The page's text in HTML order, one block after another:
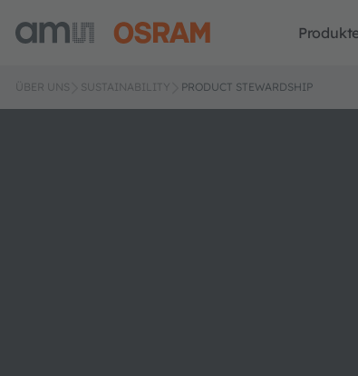
ÜBER UNS SUSTAINABILITY PRODUCT STEWARDSHIP